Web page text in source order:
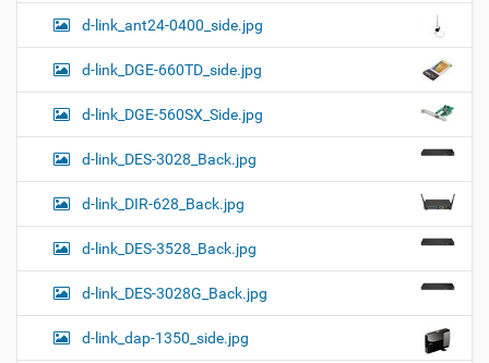
d-link_ant24-0400_side.jpg
d-link_DGE-660TD_side.jpg
d-link_DGE-560SX_Side.jpg
d-link_DES-3028_Back.jpg
d-link_DIR-628_Back.jpg
d-link_DES-3528_Back.jpg
d-link_DES-3028G_Back.jpg
d-link_dap-1350_side.jpg